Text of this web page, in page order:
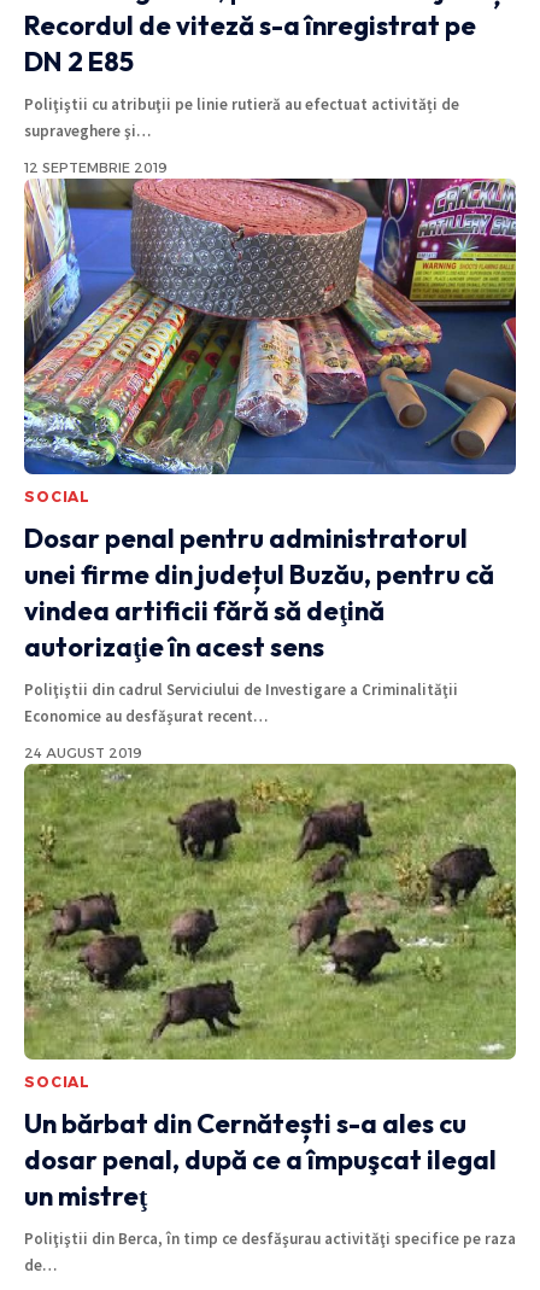
Recordul de viteză s-a înregistrat pe
DN 2 E85
Poliţiştii cu atribuţii pe linie rutieră au efectuat activități de
supraveghere şi…
12 SEPTEMBRIE 2019
SOCIAL
Dosar penal pentru administratorul
unei firme din județul Buzău, pentru că
vindea artificii fără să deţină
autorizaţie în acest sens
Poliţiştii din cadrul Serviciului de Investigare a Criminalităţii
Economice au desfăşurat recent…
24 AUGUST 2019
SOCIAL
Un bărbat din Cernătești s-a ales cu
dosar penal, după ce a împuşcat ilegal
un mistreţ
Poliţiştii din Berca, în timp ce desfăşurau activităţi specifice pe raza
de…